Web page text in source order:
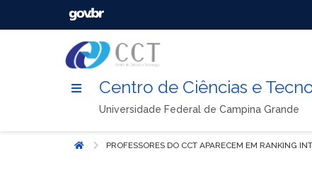
Centro de Ciências e
Universidade Federal de Campina Grande
Início PROFESSORES DO CCT APARECEM EM RANKING